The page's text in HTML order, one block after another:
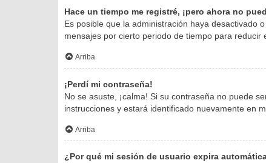
Hace un tiempo me registré, ¡pero ahora no
Es posible que la administración haya desactivado
mensajes por cierto periodo de tiempo para
Arriba
¡Perdí mi contraseña!
No se asuste, ¡calma! Si su contraseña no puede
instrucciones y estará identificado nuevamente en
Arriba
¿Por qué mi sesión de usuario expira